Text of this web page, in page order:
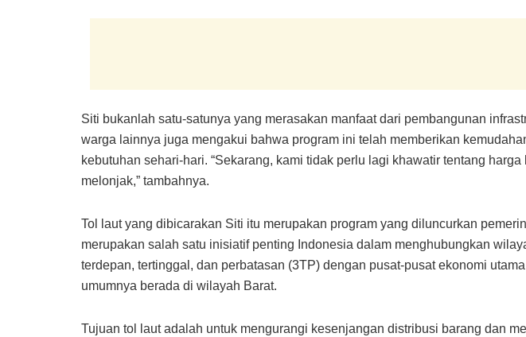
Siti bukanlah satu-satunya yang merasakan manfaat dari pembangunan
warga lainnya juga mengakui bahwa program ini telah memberikan
kebutuhan sehari-hari. “Sekarang, kami tidak perlu lagi khawatir tentang
melonjak,” tambahnya.
Tol laut yang dibicarakan Siti itu merupakan program yang diluncurkan
merupakan salah satu inisiatif penting Indonesia dalam menghubungkan
terdepan, tertinggal, dan perbatasan (3TP) dengan pusat-pusat ekonomi
umumnya berada di wilayah Barat.
Tujuan tol laut adalah untuk mengurangi kesenjangan distribusi barang dan